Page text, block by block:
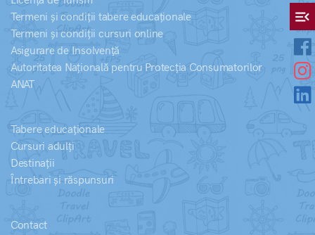
menu_open
Termeni și condiții tabere educaționale
Termeni și condiții cursuri online
Asigurare de Insolvență
Autoritatea Națională pentru Protecția Consumatorilor
ANAT
Tabere educaționale
Cursuri adulți
Destinații
Întrebari și răspunsuri
Contact